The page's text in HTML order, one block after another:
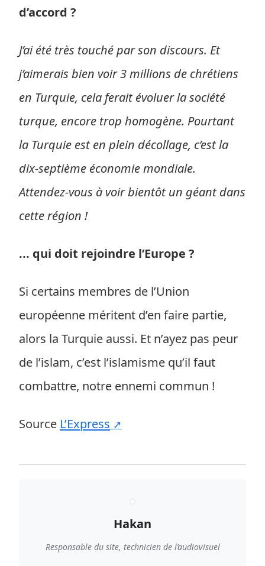
d’accord ?
J’ai été très touché par son discours. Et
j’aimerais bien voir 3 millions de chrétiens
en Turquie, cela ferait évoluer la société
turque, encore trop homogène. Pourtant
la Turquie est en plein décollage, c’est la
dix-septième économie mondiale.
Attendez-vous à voir bientôt un géant dans
cette région !
... qui doit rejoindre l’Europe ?
Si certains membres de l’Union
européenne méritent d’en faire partie,
alors la Turquie aussi. Et n’ayez pas peur
de l’islam, c’est l’islamisme qu’il faut
combattre, notre ennemi commun !
Source L’Express
Hakan
Responsable du site, technicien de l’audiovisuel